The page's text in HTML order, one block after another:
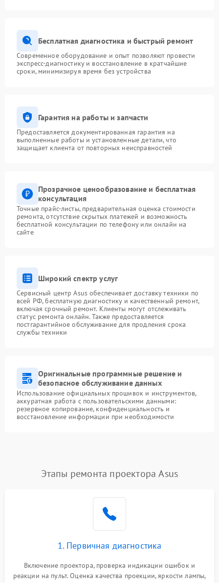
Бесплатная диагностика и быстрый ремонт
Современное оборудование и опыт позволяют провести
экспресс-диагностику и восстановление в кратчайшие
сроки, минимизируя время без устройства
Гарантия на работы и запчасти
Предоставляется документированная гарантия на
выполненные работы и установленные детали, что
защищает клиента от повторных неисправностей
Прозрачное ценообразование и бесплатная
консультация
Точные прайс-листы, предварительная оценка стоимости
ремонта, отсутствие скрытых платежей и возможность
бесплатной консультации по телефону или онлайн на
сайте
Широкий спектр услуг
Сервисный центр Asus обеспечивает доставку техники по
всей РФ, бесплатную диагностику и качественный ремонт,
включая срочный ремонт. Клиенты могут отслеживать
статус ремонта онлайн. Также предоставляется
постгарантийное обслуживание для продления срока
службы техники
Оригинальные программные решение и
безопасное обслуживание данных
Использование официальных прошивок и инструментов,
аккуратная работа с пользовательскими данными:
резервное копирование, конфиденциальность и
восстановление информации при необходимости
Этапы ремонта проектора Asus
1. Первичная диагностика
Включение проектора, проверка индикации ошибок и
реакции на пульт. Оценка качества проекции, яркости лампы,